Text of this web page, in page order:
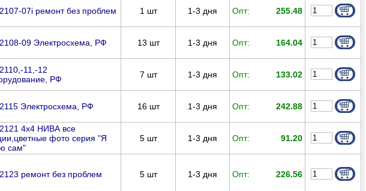
07i ремонт без проблем 1 шт 1-3 дня Опт: 255.48
09 Электросхема, РФ 13 шт 1-3 дня Опт: 164.04
11,-12
РФ
7 шт 1-3 дня Опт: 133.02
Электросхема, РФ 16шт 1-3 дня Опт: 242.88
4х4 НИВА все
фото серия "Я
сам"
5шт 1-3 дня Опт: 91.20
ремонт без проблем 5шт 1-3 дня Опт: 226.56